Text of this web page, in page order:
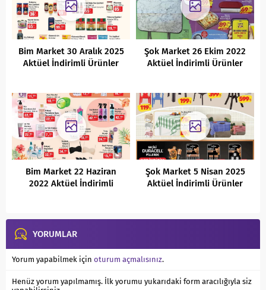
Bim Market 30 Aralık 2025
Aktüel İndirimli Ürünler
Şok Market 26 Ekim 2022
Aktüel İndirimli Ürünler
Bim Market 22 Haziran
2022 Aktüel İndirimli
Şok Market 5 Nisan 2025
Aktüel İndirimli Ürünler
YORUMLAR
Yorum yapabilmek için oturum açmalısınız.
Henüz yorum yapılmamış. İlk yorumu yukarıdaki form aracılığıyla siz